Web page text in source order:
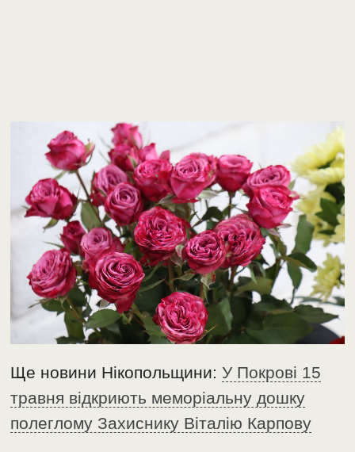
Ще новини Нікопольщини:У Покрові 15
травня відкриють меморіальну дошку
полеглому Захиснику Віталію Карпову